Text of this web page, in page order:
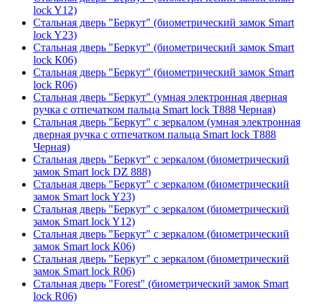
lock Y12)
Стальная дверь "Беркут" (биометрический замок Smart
lock Y23)
Стальная дверь "Беркут" (биометрический замок Smart
lock К06)
Стальная дверь "Беркут" (биометрический замок Smart
lock R06)
Стальная дверь "Беркут" (умная электронная дверная
ручка с отпечатком пальца Smart lock T888 Черная)
Стальная дверь "Беркут" с зеркалом (умная электронная
дверная ручка с отпечатком пальца Smart lock T888
Черная)
Стальная дверь "Беркут" с зеркалом (биометрический
замок Smart lock DZ 888)
Стальная дверь "Беркут" с зеркалом (биометрический
замок Smart lock Y23)
Стальная дверь "Беркут" с зеркалом (биометрический
замок Smart lock Y12)
Стальная дверь "Беркут" с зеркалом (биометрический
замок Smart lock К06)
Стальная дверь "Беркут" с зеркалом (биометрический
замок Smart lock R06)
Стальная дверь "Forest" (биометрический замок Smart
lock R06)